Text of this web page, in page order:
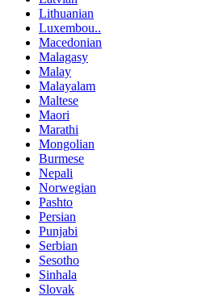
Lithuanian
Luxembou..
Macedonian
Malagasy
Malay
Malayalam
Maltese
Maori
Marathi
Mongolian
Burmese
Nepali
Norwegian
Pashto
Persian
Punjabi
Serbian
Sesotho
Sinhala
Slovak